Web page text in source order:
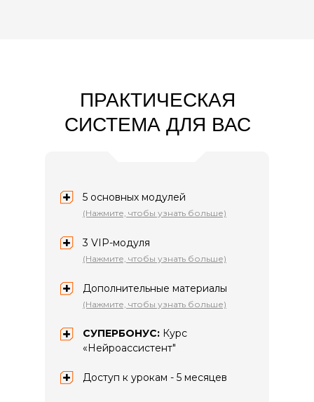
ПРАКТИЧЕСКАЯ
СИСТЕМА ДЛЯ ВАС
СУПЕРБОНУС: Курс
«Нейроассистент"
Доступ к урокам - 5 месяцев
3 VIP-модуля
(Нажмите, чтобы узнать больше)
Дополнительные материалы
(Нажмите, чтобы узнать больше)
5 основных модулей
(Нажмите, чтобы узнать больше)